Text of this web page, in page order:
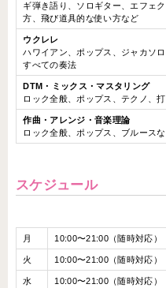
ギ弾き語り、ソロギター、エフェ
方、飛び道具的な使い方など
ウクレレ
ハワイアン、ポップス、ジャカソ
すべての奏法
DTM・ミックス・マスタリング
ロック全般、ポップス、テクノ、
作曲・アレンジ・音楽理論
ロック全般、ポップス、ブルース
スケジュール
月 10:00〜21:00（随時対応）
火 10:00〜21:00（随時対応）
水 10:00〜21:00（随時対応）